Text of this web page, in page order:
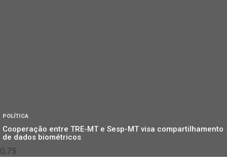
POLÍTICA
Cooperação entre TRE-MT e Sesp-MT visa compartilhamento
de dados biométricos